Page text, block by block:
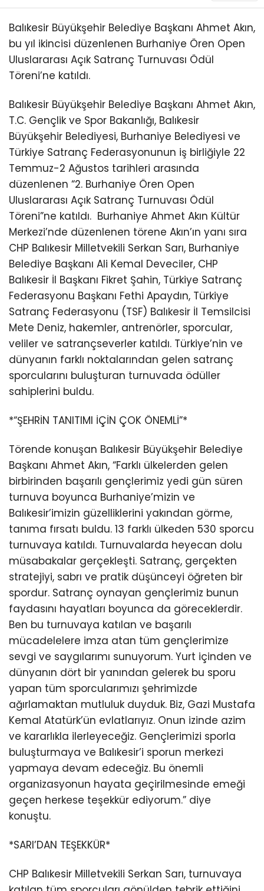
Balıkesir Büyükşehir Belediye Başkanı Ahmet Akın,
bu yıl ikincisi düzenlenen Burhaniye Ören Open
Uluslararası Açık Satranç Turnuvası Ödül
Töreni’ne katıldı.
Balıkesir Büyükşehir Belediye Başkanı Ahmet Akın,
T.C. Gençlik ve Spor Bakanlığı, Balıkesir
Büyükşehir Belediyesi, Burhaniye Belediyesi ve
Türkiye Satranç Federasyonunun iş birliğiyle 22
Temmuz-2 Ağustos tarihleri arasında
düzenlenen “2. Burhaniye Ören Open
Uluslararası Açık Satranç Turnuvası Ödül
Töreni”ne katıldı. Burhaniye Ahmet Akın Kültür
Merkezi’nde düzenlenen törene Akın’ın yanı sıra
CHP Balıkesir Milletvekili Serkan Sarı, Burhaniye
Belediye Başkanı Ali Kemal Deveciler, CHP
Balıkesir İl Başkanı Fikret Şahin, Türkiye Satranç
Federasyonu Başkanı Fethi Apaydın, Türkiye
Satranç Federasyonu (TSF) Balıkesir İl Temsilcisi
Mete Deniz, hakemler, antrenörler, sporcular,
veliler ve satrançseverler katıldı. Türkiye’nin ve
dünyanın farklı noktalarından gelen satranç
sporcularını buluşturan turnuvada ödüller
sahiplerini buldu.
*“ŞEHRİN TANITIMI İÇİN ÇOK ÖNEMLİ”*
Törende konuşan Balıkesir Büyükşehir Belediye
Başkanı Ahmet Akın, “Farklı ülkelerden gelen
birbirinden başarılı gençlerimiz yedi gün süren
turnuva boyunca Burhaniye’mizin ve
Balıkesir’imizin güzelliklerini yakından görme,
tanıma fırsatı buldu. 13 farklı ülkeden 530 sporcu
turnuvaya katıldı. Turnuvalarda heyecan dolu
müsabakalar gerçekleşti. Satranç, gerçekten
stratejiyi, sabrı ve pratik düşünceyi öğreten bir
spordur. Satranç oynayan gençlerimiz bunun
faydasını hayatları boyunca da göreceklerdir.
Ben bu turnuvaya katılan ve başarılı
mücadelelere imza atan tüm gençlerimize
sevgi ve saygılarımı sunuyorum. Yurt içinden ve
dünyanın dört bir yanından gelerek bu sporu
yapan tüm sporcularımızı şehrimizde
ağırlamaktan mutluluk duyduk. Biz, Gazi Mustafa
Kemal Atatürk’ün evlatlarıyız. Onun izinde azim
ve kararlıkla ilerleyeceğiz. Gençlerimizi sporla
buluşturmaya ve Balıkesir’i sporun merkezi
yapmaya devam edeceğiz. Bu önemli
organizasyonun hayata geçirilmesinde emeği
geçen herkese teşekkür ediyorum.” diye
konuştu.
*SARI’DAN TEŞEKKÜR*
CHP Balıkesir Milletvekili Serkan Sarı, turnuvaya